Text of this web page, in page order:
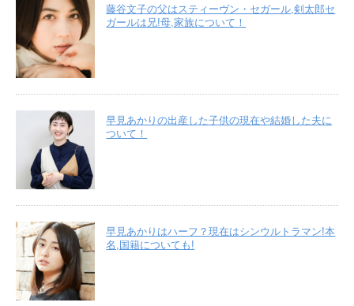
藤谷文子の父はスティーヴン・セガール,剣太郎セ
ガールは兄!母,家族について！
早見あかりの出産した子供の現在や結婚した夫に
ついて！
早見あかりはハーフ？現在はシンウルトラマン!本
名,国籍についても!